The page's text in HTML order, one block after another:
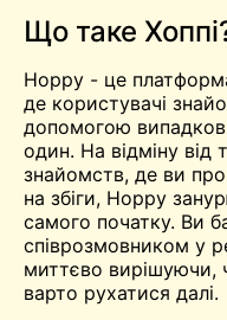
Що таке
Hoppy - це
де користувачі
допомогою
один. На відміну від
знайомств, де ви
на збіги, Hoppy
самого початку. Ви
співрозмовником у
миттєво вирішуючи,
варто рухатися далі.